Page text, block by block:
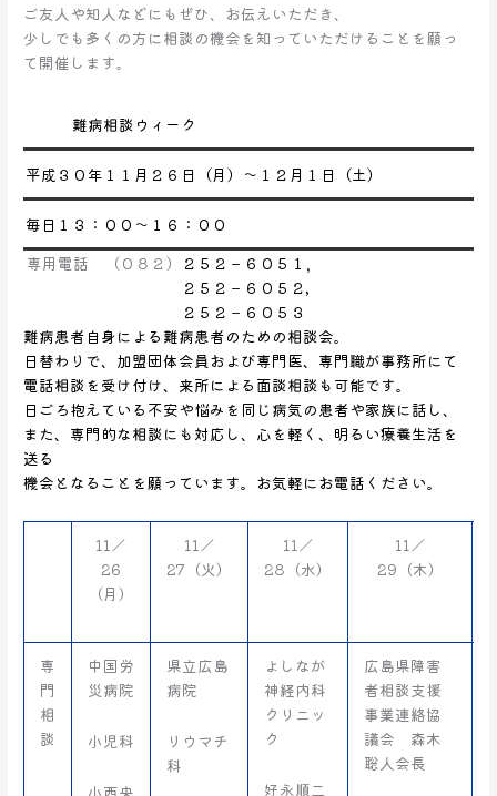
ご友人や知人などにもぜひ、お伝えいただき、
少しでも多くの方に相談の機会を知っていただけることを願っ
て開催します。
難病相談ウィーク
平成３０年１１月２６日（月）～１２月１日（土）
毎日１３：００～１６：００
専用電話 （０８２）
２５２－６０５１，
２５２－６０５２,
２５２－６０５３
難病患者自身による難病患者のための相談会。
日替わりで、加盟団体会員および専門医、専門職が事務所にて
電話相談を受け付け、来所による面談相談も可能です。
日ごろ抱えている不安や悩みを同じ病気の患者や家族に話し、
また、専門的な相談にも対応し、心を軽く、明るい療養生活を
送る
機会となることを願っています。お気軽にお電話ください。
11／
26
（月）
11／
27（火）
11／
28（水）
11／
29（木）
専
門
相
談
中国労
災病院
小児科
小西央
県立広島
病院
リウマチ
科
よしなが
神経内科
クリニッ
ク
好永順二
広島県障害
者相談支援
事業連絡協
議会 森木
聡人会長
医・
専
門
あ